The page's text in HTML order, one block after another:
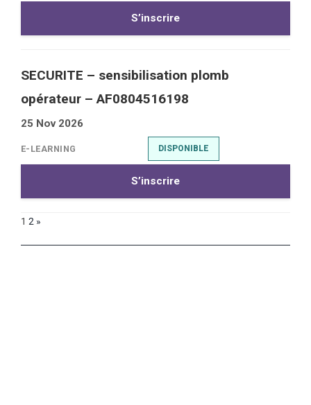
S’inscrire
SECURITE – sensibilisation plomb
opérateur – AF0804516198
25 Nov 2026
E-LEARNING DISPONIBLE
S’inscrire
1 2 »